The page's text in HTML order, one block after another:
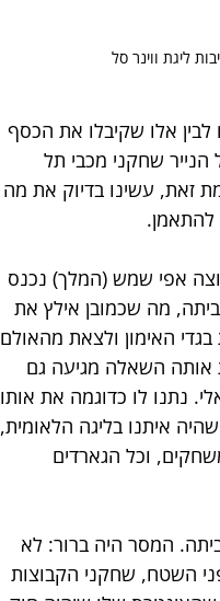
ליגת ווינר סל
לבין אלו שקיבלו את הכסף
הנייר שחקני מכבי תל
זאת, עשינו בדיוק את מה
להתאמן.
אפי שמש (המלך) נכנס
מה שכמובן אילץ את
האימון ולצאת
אותה השאלה מגיעה גם
נתנו לו כדוגמה את אותו
איתנו בליגה הלאומית,
וכל הגארדים
המסר היה ברור: לא
השטח, שחקני הקבוצות